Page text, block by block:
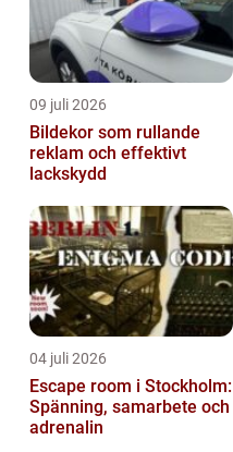
09 juli 2026
Bildekor som rullande
reklam och effektivt
lackskydd
04 juli 2026
Escape room i Stockholm:
Spänning, samarbete och
adrenalin